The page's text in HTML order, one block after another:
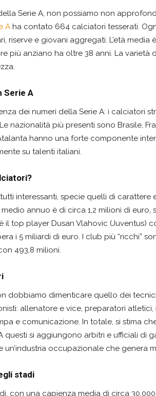
Serie A, non possiamo non
A ha contato 664 calciatori tesserati.
riserve e giovani aggregati. L’età
più anziano ha oltre 38 anni. La
Serie A
dei numeri della Serie A: i calciatori
nazionalità più presenti sono Brasile,
hanno una forte componente
su talenti italiani.
interessanti, specie quelli di carattere
annuo è di circa 1,2 milioni di euro,
il top player Dusan Vlahovic (Juventus)
i 5 miliardi di euro. I club più “ricchi”
493,8 milioni.
dobbiamo dimenticare quello dei
allenatore e vice, preparatori atletici,
e comunicazione. In totale, si stima
questi si aggiungono arbitri e ufficiali di
un’industria occupazionale che genera
stadi
con una capienza media di circa